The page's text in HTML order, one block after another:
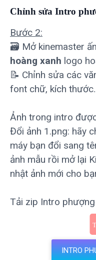
Chỉnh sửa Intro
Bước 2:
🗃 Mở kinemaster
hoàng xanh logo
📝 Chỉnh sửa các
font chữ, kích
Ảnh trong intro
Đổi ảnh 1.png: hãy
máy bạn đổi sang
ảnh mẫu rồi mở lại
nhật ảnh mới cho
Tải zip Intro
INTRO